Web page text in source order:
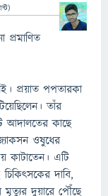
প্রয়াত পপতারকা
তাঁর
আদালতের কাছে
ওষুধের
কাটাতেন। এটি
দাবি,
মৃত্যুর দুয়ারে পৌঁছে